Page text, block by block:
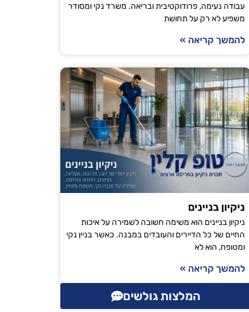
"אני עובדת עם טופ קלין כבר מספר חודשים וכל
מגיע בזמן, הניקיון יסודי והבית מרגיש רענן ונקי.
עבודה נעימה, פרודוקטיבית ובריאה. משרד נקי ומסודר
משפיע לא רק על תחושת
להמשך קריאה »
ניקיון בניינים
ניקיון בניינים הוא משימה חשובה לשמירה על איכות
החיים של כל הדיירים והעובדים במבנה. כאשר בניין נקי
ומטופח, הוא לא
להמשך קריאה »
המלצות גולשים